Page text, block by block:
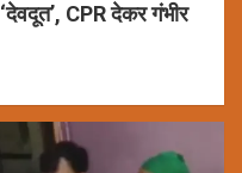
CPR देकर गंभीर